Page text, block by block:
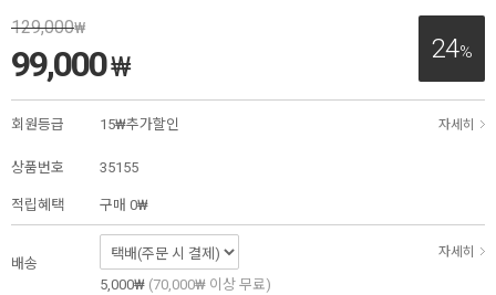
24%
129,000₩
99,000₩
회원등급 15₩추가할인 자세히
상품번호 35155
적립혜택 구매 0₩
배송
자세히
5,000₩ (70,000₩ 이상 무료)